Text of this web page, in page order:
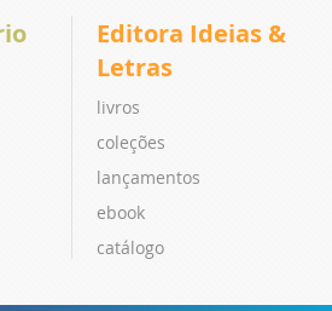
Editora Ideias &
Letras
livros
coleções
lançamentos
ebook
catálogo